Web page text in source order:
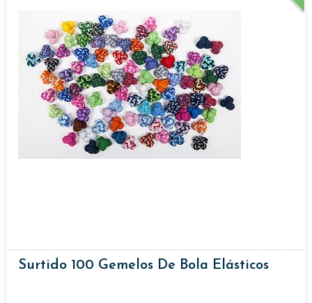
Surtido 100 Gemelos De Bola Elásticos